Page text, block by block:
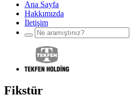
Ana Sayfa
Hakkımızda
İletişim
Fikstür